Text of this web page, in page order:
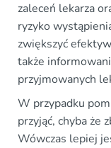
zaleceń lekarza
ryzyko
zwiększyć
także
przyjmowanych
W przypadku
przyjąć, chyba że
Wówczas lepiej